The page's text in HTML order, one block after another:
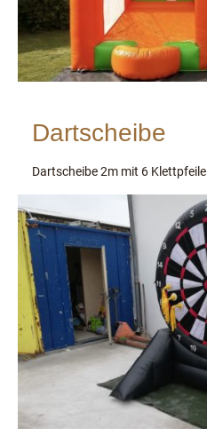
Dartscheibe
Dartscheibe 2m mit 6 Klettpfeile